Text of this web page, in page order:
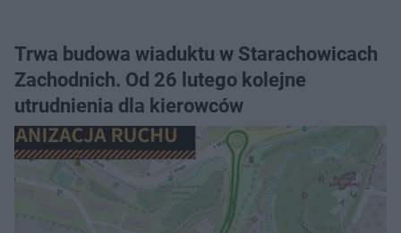
Trwa budowa wiaduktu w Starachowicach
Zachodnich. Od 26 lutego kolejne
utrudnienia dla kierowców